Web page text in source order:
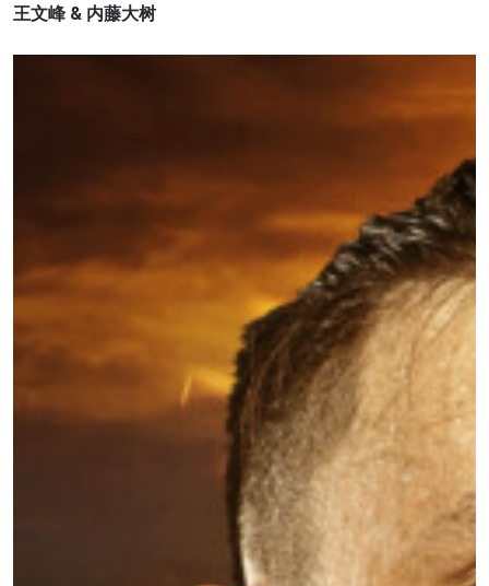
王文峰 & 内藤大树
订阅
提交此表格签署弹出免责声明，即表示您同意我们
的隐私政策，我们将收集、使用和披露您的信息。
您可以随时取消订阅这些信息。